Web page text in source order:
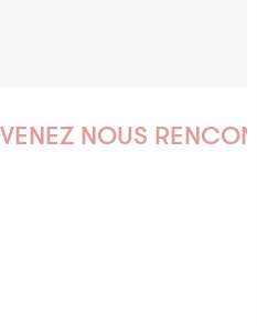
VENEZ NOUS